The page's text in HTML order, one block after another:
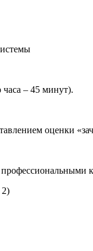
часа – 45 минут).
оценки
2)